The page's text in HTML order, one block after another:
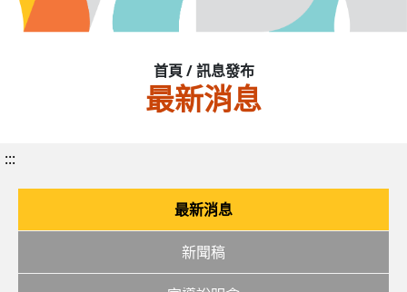
首頁 / 訊息發布
最新消息
:::
最新消息
新聞稿